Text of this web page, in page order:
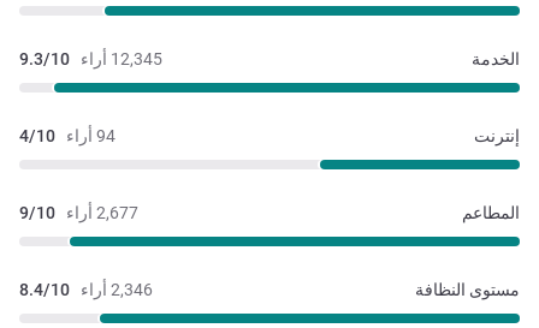
12,345 أراء 9.3/10 الخدمة
94 أراء 4/10 إنترنت
2,677 أراء 9/10 المطاعم
2,346 أراء 8.4/10 مستوى النظافة